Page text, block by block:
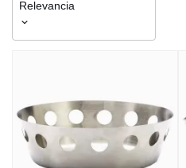
Relevancia